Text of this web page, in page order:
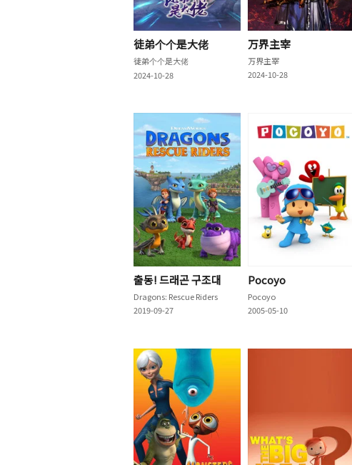
徒弟个个是大佬
徒弟个个是大佬
2024-10-28
万界主宰
万界主宰
2024-10-28
출동! 드래곤 구조대
Dragons: Rescue Riders
2019-09-27
Pocoyo
Pocoyo
2005-05-10